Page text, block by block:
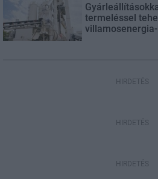
termeléssel
HIRDETÉS
HIRDETÉS
HIRDETÉS